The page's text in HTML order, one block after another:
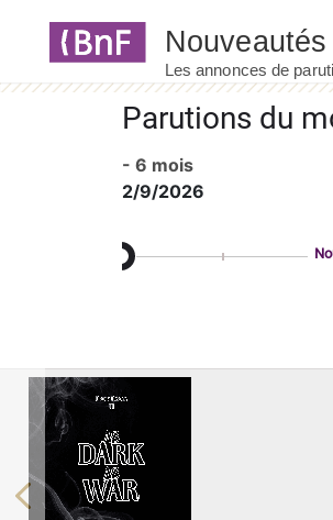
Parutions du
- 6 mois
2/9/2026
Previous